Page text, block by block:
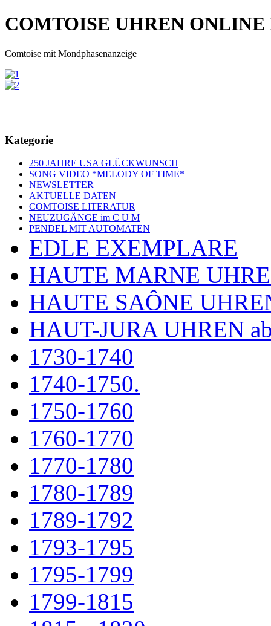
COMTOISE UHREN ONLINE
Comtoise mit Mondphasenanzeige
Kategorie
250 JAHRE USA GLÜCKWUNSCH
SONG VIDEO *MELODY OF TIME*
NEWSLETTER
AKTUELLE DATEN
COMTOISE LITERATUR
NEUZUGÄNGE im C U M
PENDEL MIT AUTOMATEN
EDLE EXEMPLARE
HAUTE MARNE
HAUTE SAÔNE
HAUT-JURA UHREN
1730-1740
1740-1750.
1750-1760
1760-1770
1770-1780
1780-1789
1789-1792
1793-1795
1795-1799
1799-1815